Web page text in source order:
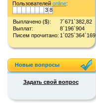
Пользователей online:
3 8
Выплачено ($):
7`671`382,82
Выплат:
8`196`904
Писем прочитано: 1`025`364`169
Новые вопросы
Задать свой вопрос